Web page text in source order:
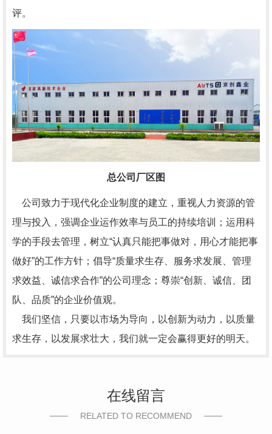
评。
总公司厂区图
公司致力于现代化企业制度的建立，重视人力资源的管
理与投入，强调企业运作效率与员工的持续培训；运用科
学的手段去管理，树立“认真只能把事做对，用心才能把事
做好”的工作方针；倡导“质量求生存、服务求发展、管理
求效益、诚信求合作”的公司理念；尊崇“创新、诚信、团
队、品质”的企业价值观。
我们坚信，只要以市场为导向，以创新为动力，以质量
求生存，以发展求壮大，我们就一定会赢得更好的明天。
在线留言
RELATED TO RECOMMEND